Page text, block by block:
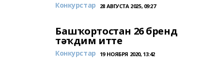
Конкурстар 28 АВГУСТА 2025, 09:27
Башҡортостан 26 бренд
тәҡдим итте
Конкурстар 19 НОЯБРЯ 2020, 13:42